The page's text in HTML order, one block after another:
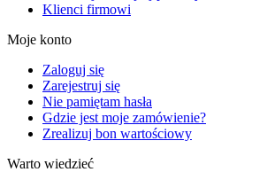
Klienci firmowi
Moje konto
Zaloguj się
Zarejestruj się
Nie pamiętam hasła
Gdzie jest moje zamówienie?
Zrealizuj bon wartościowy
Warto wiedzieć